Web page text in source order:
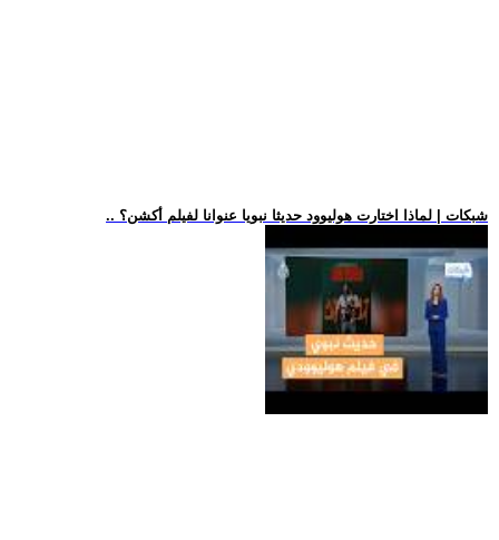
.. شبكات | لماذا اختارت هوليوود حديثا نبويا عنوانا لفيلم أكشن؟